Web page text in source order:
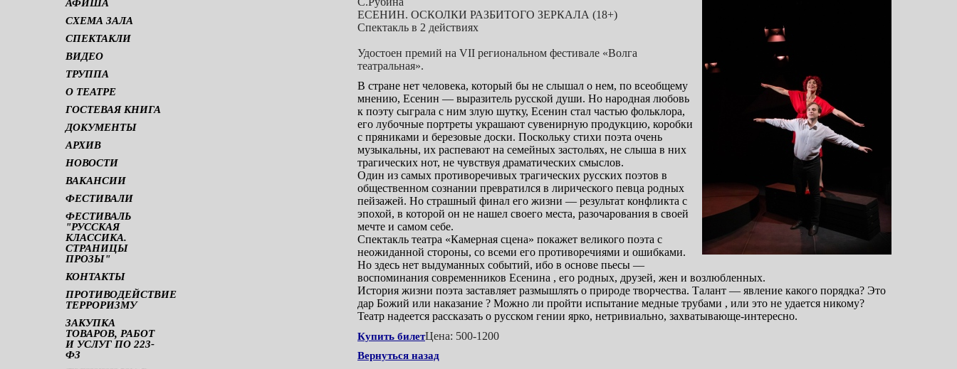
АФИША
СХЕМА ЗАЛА
СПЕКТАКЛИ
ВИДЕО
ТРУППА
О ТЕАТРЕ
ГОСТЕВАЯ КНИГА
ДОКУМЕНТЫ
АРХИВ
НОВОСТИ
ВАКАНСИИ
ФЕСТИВАЛИ
ФЕСТИВАЛЬ
"РУССКАЯ
КЛАССИКА.
СТРАНИЦЫ
ПРОЗЫ"
КОНТАКТЫ
ПРОТИВОДЕЙСТВИЕ
ТЕРРОРИЗМУ
ЗАКУПКА
ТОВАРОВ, РАБОТ
И УСЛУГ ПО 223-
ФЗ
ЕСЕНИН. ОСКОЛКИ РАЗБИТОГО ЗЕРКАЛА (18+)
Спектакль в 2 действиях
Удостоен премий на VII региональном фестивале «Волга
театральная».
В стране нет человека, который бы не слышал о нем, по всеобщему
мнению, Есенин — выразитель русской души. Но народная любовь
к поэту сыграла с ним злую шутку, Есенин стал частью фольклора,
его лубочные портреты украшают сувенирную продукцию, коробки
с пряниками и березовые доски. Поскольку стихи поэта очень
музыкальны, их распевают на семейных застольях, не слыша в них
трагических нот, не чувствуя драматических смыслов.
Один из самых противоречивых трагических русских поэтов в
общественном сознании превратился в лирического певца родных
пейзажей. Но страшный финал его жизни — результат конфликта с
эпохой, в которой он не нашел своего места, разочарования в своей
мечте и самом себе.
Спектакль театра «Камерная сцена» покажет великого поэта с
неожиданной стороны, со всеми его противоречиями и ошибками.
Но здесь нет выдуманных событий, ибо в основе пьесы —
воспоминания современников Есенина , его родных, друзей, жен и возлюбленных.
История жизни поэта заставляет размышлять о природе творчества. Талант — явление какого порядка? Это
дар Божий или наказание ? Можно ли пройти испытание медные трубами , или это не удается никому?
Театр надеется рассказать о русском гении ярко, нетривиально, захватывающе-интересно.
Купить билетЦена: 500-1200
Вернуться назад